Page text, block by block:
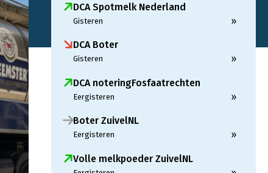
DCA Spotmelk Nederland
Gisteren »
DCA Boter
Gisteren »
DCA noteringFosfaatrechten
Eergisteren »
Boter ZuivelNL
Eergisteren »
Volle melkpoeder ZuivelNL